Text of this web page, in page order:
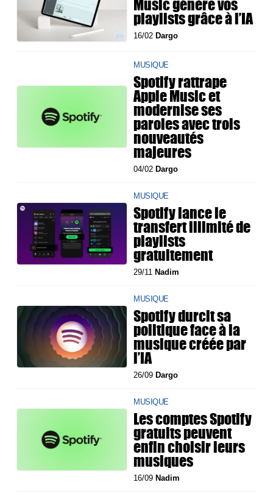
Music génère vos
playlists grâce à l’IA
16/02 Dargo
MUSIQUE
Spotify rattrape
Apple Music et
modernise ses
paroles avec trois
nouveautés
majeures
04/02Dargo
MUSIQUE
Spotify lance le
transfert illimité de
playlists
gratuitement
29/11Nadim
MUSIQUE
Spotify durcit sa
politique face à la
musique créée par
l’IA
26/09Dargo
MUSIQUE
Les comptes Spotify
gratuits peuvent
enfin choisir leurs
musiques
16/09Nadim